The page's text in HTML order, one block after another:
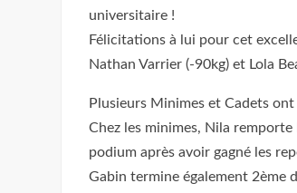
universitaire !
Félicitations à lui pour cet
Nathan Varrier (-90kg) et Lola
Plusieurs Minimes et Cadets
Chez les minimes, Nila remporte
podium après avoir gagné les
Gabin termine également 2ème